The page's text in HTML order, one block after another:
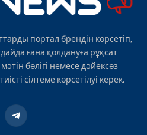
портал брендін көрсетіп,
ғана қолдануға рұқсат
бөлігі немесе дәйексөз
сілтеме көрсетілуі керек.
Telegram